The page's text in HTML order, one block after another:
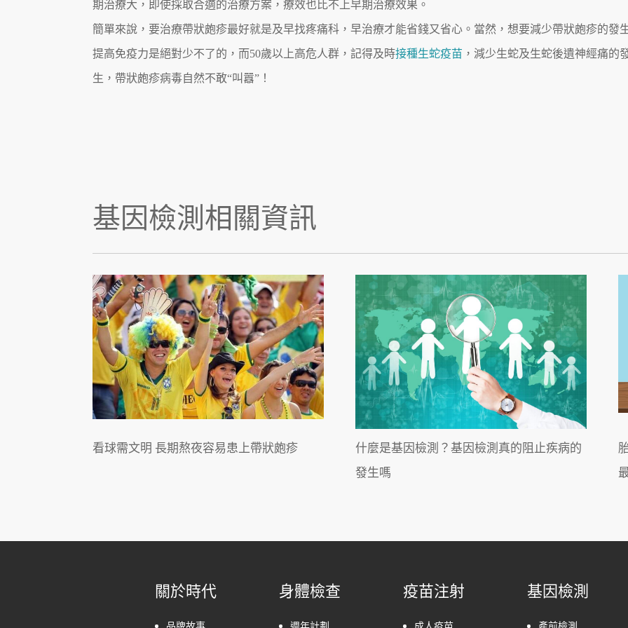
期治療大，即使採取合適的治療方案，療效也比不上早期治療效果。
簡單來說，要治療帶狀皰疹最好就是及早找疼痛科，早治療才能省錢又省心。當然，想要減少帶狀皰疹的發
提高免疫力是絕對少不了的，而50歲以上高危人群，記得及時接種生蛇疫苗 ，減少生蛇及生蛇後遺神經痛的
生，帶狀皰疹病毒自然不敢“叫囂”！
基因檢測相關資訊
看球需文明 長期熬夜容易患上帶狀皰疹
什麼是基因檢測？基因檢測真的阻止疾病的
發生嗎
關於時代 身體檢查 疫苗注射 基因檢測